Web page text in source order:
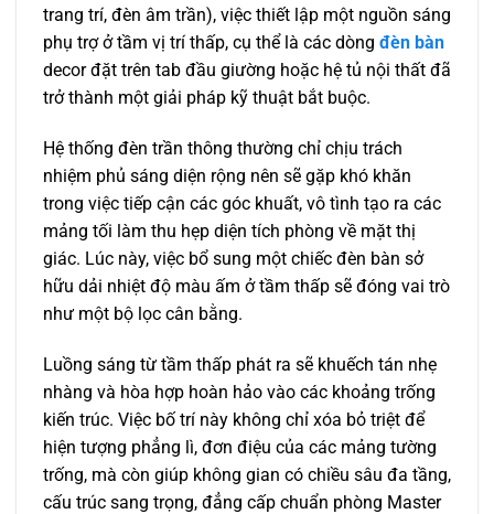
trang trí, đèn âm trần), việc thiết lập một nguồn sáng
phụ trợ ở tầm vị trí thấp, cụ thể là các dòng đèn bàn
decor đặt trên tab đầu giường hoặc hệ tủ nội thất đã
trở thành một giải pháp kỹ thuật bắt buộc.
Hệ thống đèn trần thông thường chỉ chịu trách
nhiệm phủ sáng diện rộng nên sẽ gặp khó khăn
trong việc tiếp cận các góc khuất, vô tình tạo ra các
mảng tối làm thu hẹp diện tích phòng về mặt thị
giác. Lúc này, việc bổ sung một chiếc đèn bàn sở
hữu dải nhiệt độ màu ấm ở tầm thấp sẽ đóng vai trò
như một bộ lọc cân bằng.
Luồng sáng từ tầm thấp phát ra sẽ khuếch tán nhẹ
nhàng và hòa hợp hoàn hảo vào các khoảng trống
kiến trúc. Việc bố trí này không chỉ xóa bỏ triệt để
hiện tượng phẳng lì, đơn điệu của các mảng tường
trống, mà còn giúp không gian có chiều sâu đa tầng,
cấu trúc sang trọng, đẳng cấp chuẩn phòng Master